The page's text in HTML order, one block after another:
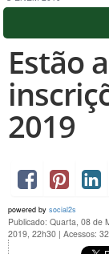
Estão
2019
powered by social2s
Publicado: Quarta, 08 de
2019, 22h30 | Acessos: